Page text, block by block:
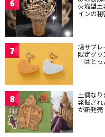
6 火焔型
インの秘
7 鳩サブレ
限定グ
「はとっ
8 土偶なり
発掘さ
が新発売